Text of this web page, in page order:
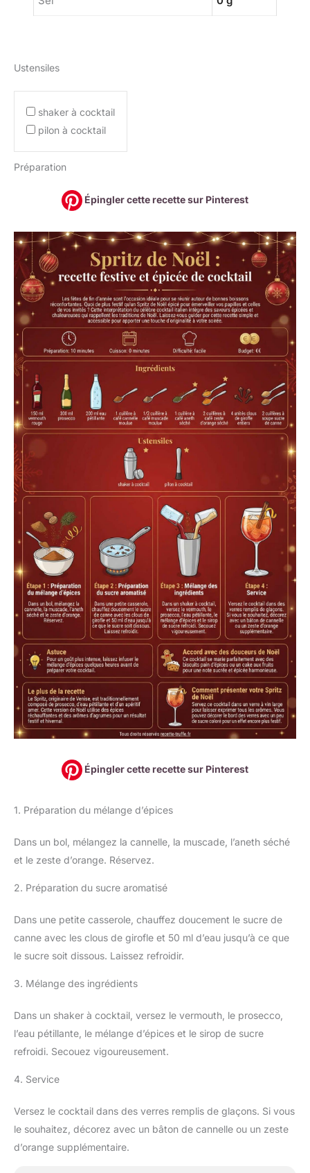
Ustensiles
shaker à cocktail
pilon à cocktail
Préparation
Épingler cette recette sur Pinterest
Épingler cette recette sur Pinterest
1. Préparation du mélange d’épices
Dans un bol, mélangez la cannelle, la muscade, l’aneth séché
et le zeste d’orange. Réservez.
2. Préparation du sucre aromatisé
Dans une petite casserole, chauffez doucement le sucre de
canne avec les clous de girofle et 50 ml d’eau jusqu’à ce que
le sucre soit dissous. Laissez refroidir.
3. Mélange des ingrédients
Dans un shaker à cocktail, versez le vermouth, le prosecco,
l’eau pétillante, le mélange d’épices et le sirop de sucre
refroidi. Secouez vigoureusement.
4. Service
Versez le cocktail dans des verres remplis de glaçons. Si vous
le souhaitez, décorez avec un bâton de cannelle ou un zeste
d’orange supplémentaire.